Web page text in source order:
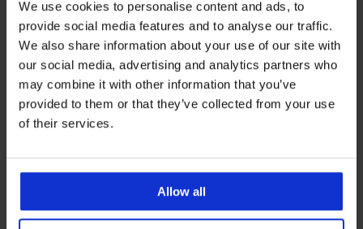
We use cookies to personalise content and ads, to
provide social media features and to analyse our traffic.
We also share information about your use of our site with
our social media, advertising and analytics partners who
may combine it with other information that you’ve
provided to them or that they’ve collected from your use
of their services.
Allow all
Strumpfgürtel Sarah
Rabatt
10,79 €Alter Preis
14,39 €
BH Estel leicht wattiert
Rabatt
11,70 € Alter Preis
38,99 €